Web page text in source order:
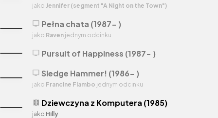
theaters Dziewczyna z Komputera (1985)
jako Hilly
jako Jennifer (segment "A Night on the Town")
tv Sledge Hammer! (1986- )
jako Francine Flambo jednym odcinku
tv Pełna chata (1987- )
jako Raven jednym odcinku
tv Pursuit of Happiness (1987- )